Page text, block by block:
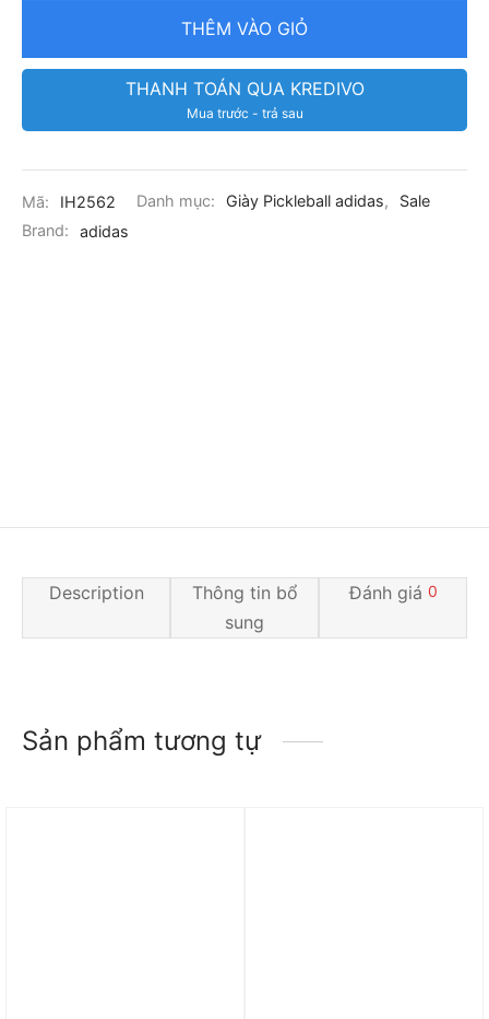
THÊM VÀO GIỎ
THANH TOÁN QUA KREDIVO
Mua trước - trả sau
Mã: IH2562 Danh mục: Giày Pickleball adidas,
Sale
Brand:
adidas
Description
Thông tin bổ
sung
Đánh giá 0
Sản phẩm tương tự